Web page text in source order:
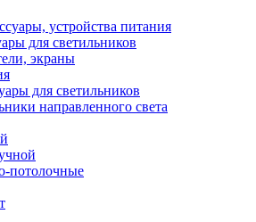
устройства питания
для светильников
экраны
для светильников
направленного света
потолочные